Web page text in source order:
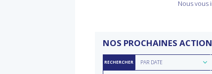
Nous vous
NOS PROCHAINES
RECHERCHER Rechercher
parPAR DATE